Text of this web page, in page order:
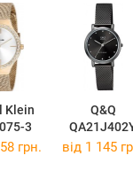
Klein
3
Q&Q
грн. від 1 145